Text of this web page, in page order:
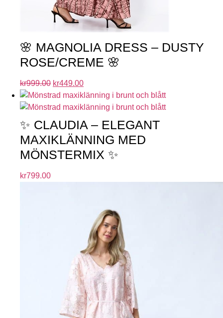
🌸 MAGNOLIA DRESS – DUSTY
ROSE/CREME 🌸
kr999.00 kr449.00
✨ CLAUDIA – ELEGANT
MAXIKLÄNNING MED
MÖNSTERMIX ✨
kr799.00